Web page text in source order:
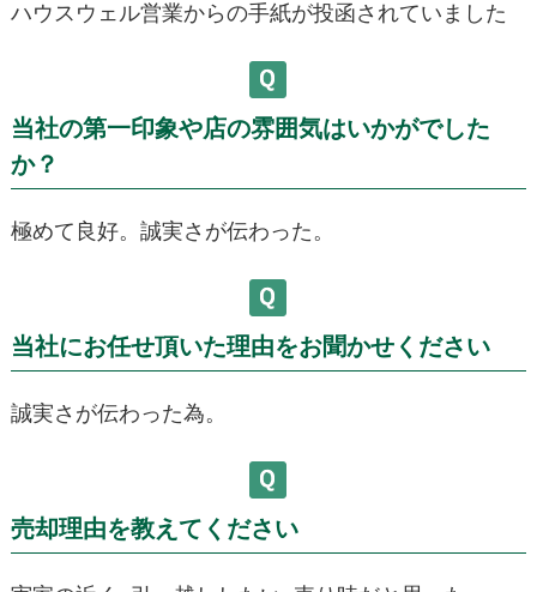
ハウスウェル営業からの手紙が投函されていました
当社の第一印象や店の雰囲気はいかがでした
か？
極めて良好。誠実さが伝わった。
当社にお任せ頂いた理由をお聞かせください
誠実さが伝わった為。
売却理由を教えてください